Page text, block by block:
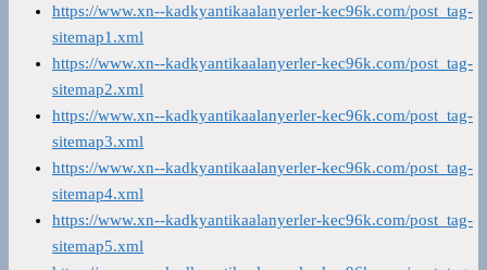
https://www.xn--kadkyantikaalanyerler-kec96k.com/post_tag-
sitemap1.xml
https://www.xn--kadkyantikaalanyerler-kec96k.com/post_tag-
sitemap2.xml
https://www.xn--kadkyantikaalanyerler-kec96k.com/post_tag-
sitemap3.xml
https://www.xn--kadkyantikaalanyerler-kec96k.com/post_tag-
sitemap4.xml
https://www.xn--kadkyantikaalanyerler-kec96k.com/post_tag-
sitemap5.xml